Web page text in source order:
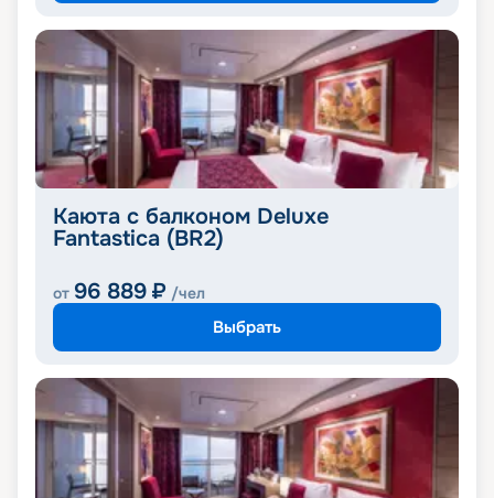
Каюта с балконом Deluxe
Fantastica (BR2)
от 96 889 ₽ /чел
Выбрать